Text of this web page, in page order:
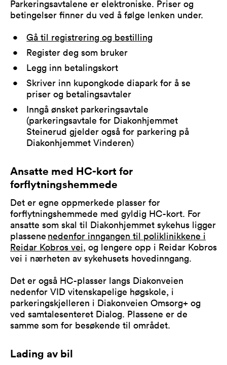
Parkeringsavtalene er elektroniske. Priser og
betingelser finner du ved å følge lenken under.
Gå til registrering og bestilling
Register deg som bruker
Legg inn betalingskort
Skriver inn kupongkode diapark for å se
priser og betalingsavtaler
Inngå ønsket parkeringsavtale
(parkeringsavtale for Diakonhjemmet
Steinerud gjelder også for parkering på
Diakonhjemmet Vinderen)
Ansatte med HC-kort for
forflytningshemmede
Det er egne oppmerkede plasser for
forflytningshemmede med gyldig HC-kort. For
ansatte som skal til Diakonhjemmet sykehus ligger
plassene nedenfor inngangen til poliklinikkene i
Reidar Kobros vei, og lengere opp i Reidar Kobros
vei i nærheten av sykehusets hovedinngang.
Det er også HC-plasser langs Diakonveien
nedenfor VID vitenskapelige høgskole, i
parkeringskjelleren i Diakonveien Omsorg+ og
ved samtalesenteret Dialog. Plassene er de
samme som for besøkende til området.
Lading av bil